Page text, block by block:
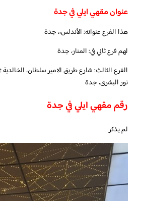
عنوان مقهي ايلي في جدة
هذا الفرع عنوانه: الأندلس،، جدة
لهم فرع ثاني في: المنار، جدة
نور البشرى، جدة
رقم مقهي ايلي في جدة
لم يذكر